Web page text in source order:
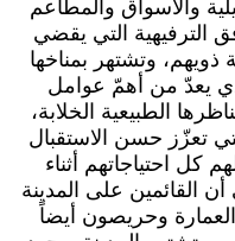
والأسواق والمطاعم
الترفيهية التي يقضي
ذويهم، وتشتهر بمناخها
يعدّ من أهمّ عوامل
الطبيعية الخلابة،
تعزّز حسن الاستقبال
كل احتياجاتهم أثناء
القائمين على المدينة
وحريصون أيضاً